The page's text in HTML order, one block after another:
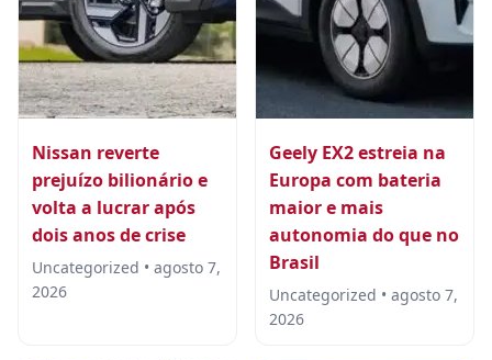
Nissan reverte
prejuízo bilionário e
volta a lucrar após
dois anos de crise
Uncategorized • agosto 7,
2026
Geely EX2 estreia na
Europa com bateria
maior e mais
autonomia do que no
Brasil
Uncategorized • agosto 7,
2026